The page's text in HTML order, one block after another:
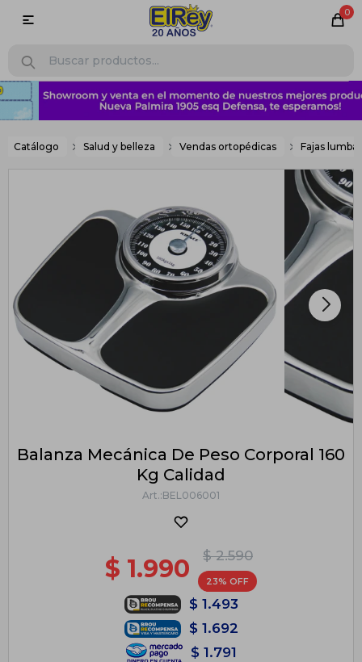
0

Catálogo Salud y belleza Vendas ortopédicas Fajas
Balanza Mecánica De Peso Corporal 160
Kg Calidad
BEL006001
$ 2.590
$ 1.990 23
$ 1.493
$ 1.692
$ 1.791